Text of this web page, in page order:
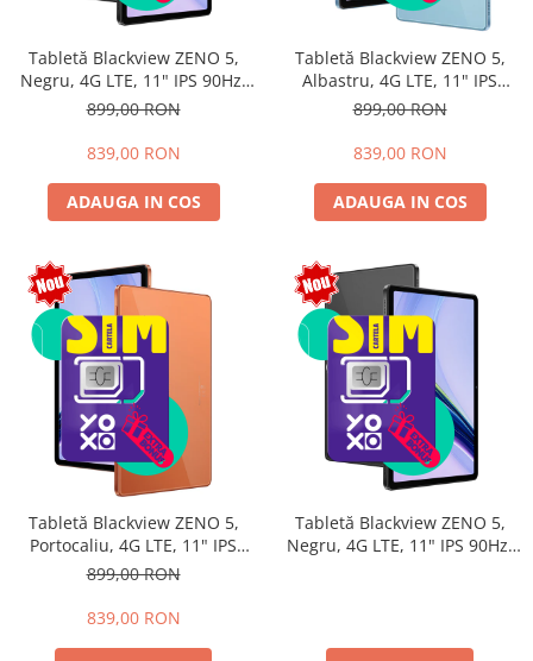
Tabletă Blackview ZENO 5,
Negru, 4G LTE, 11" IPS 90Hz,
12GB RAM (3GB + 9GB
16, Unisoc T7250, 8300mAh,
SIM
899,00 RON
839,00 RON
ADAUGA IN COS
Tabletă Blackview ZENO 5,
Albastru, 4G LTE, 11" IPS
90Hz, 12GB RAM (3GB + 9GB
16, Unisoc T7250, 8300mAh,
SIM
899,00 RON
839,00 RON
ADAUGA IN COS
Tabletă Blackview ZENO 5,
Portocaliu, 4G LTE, 11" IPS
90Hz, 12GB RAM (3GB + 9GB
16, Unisoc T7250, 8300mAh,
899,00 RON
839,00 RON
Tabletă Blackview ZENO 5,
Negru, 4G LTE, 11" IPS 90Hz,